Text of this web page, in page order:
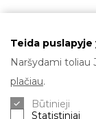
Teida
Naršydami toliau
plačiau.
Būtinieji
Statistiniai